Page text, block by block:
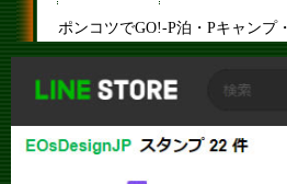
ポンコツでGO!-P泊・Pキャン